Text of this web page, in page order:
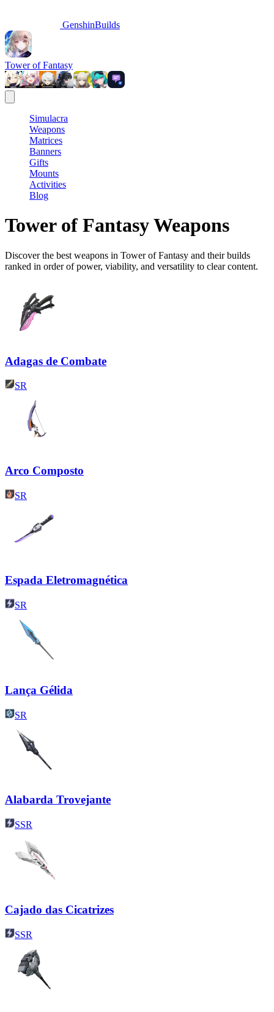
GenshinBuilds
Tower of Fantasy
Simulacra
Weapons
Matrices
Banners
Gifts
Mounts
Activities
Blog
Tower of Fantasy Weapons
Discover the best weapons in Tower of Fantasy and their builds
ranked in order of power, viability, and versatility to clear content.
Adagas de Combate
SR
Arco Composto
SR
Espada Eletromagnética
SR
Lança Gélida
SR
Alabarda Trovejante
SSR
Cajado das Cicatrizes
SSR